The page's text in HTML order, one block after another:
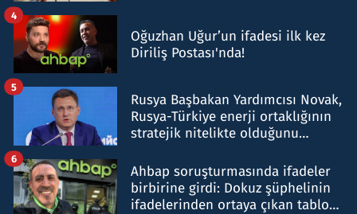
Oğuzhan Uğur’un ifadesi ilk kez
Diriliş Postası'nda!
4
Rusya Başbakan Yardımcısı Novak,
Rusya-Türkiye enerji ortaklığının
stratejik nitelikte olduğunu
5
Ahbap soruşturmasında ifadeler
birbirine girdi: Dokuz şüphelinin
ifadelerinden ortaya çıkan tablo
6